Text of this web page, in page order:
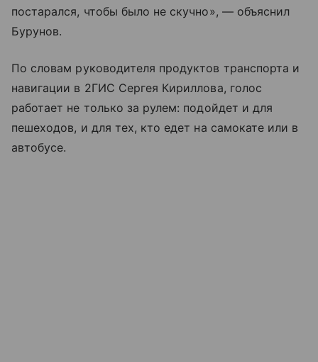
постарался, чтобы было не скучно», — объяснил
Бурунов.
По словам руководителя продуктов транспорта и
навигации в 2ГИС Сергея Кириллова, голос
работает не только за рулем: подойдет и для
пешеходов, и для тех, кто едет на самокате или в
автобусе.